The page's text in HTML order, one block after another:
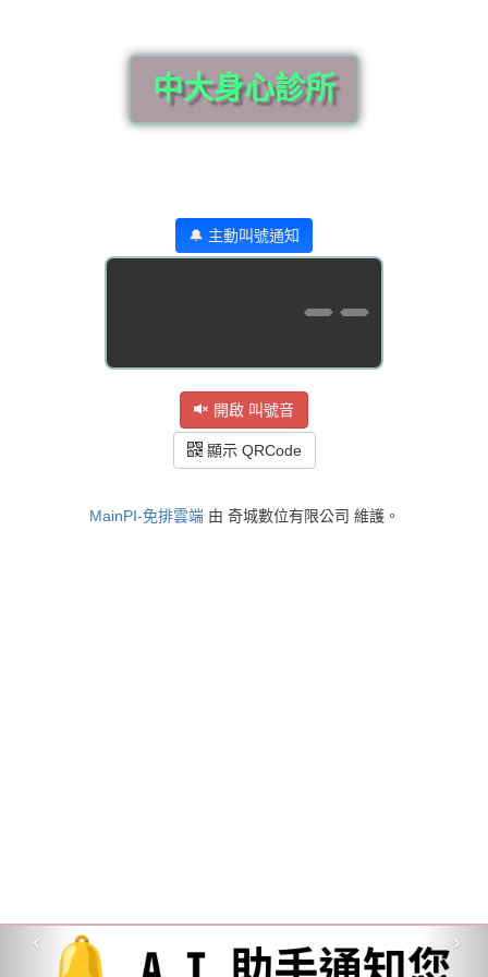
中大身心診所
🔔 主動叫號通知
--
開啟 叫號音
顯示 QRCode
‹ ›
MainPI-免排雲端由 奇城數位有限公司 維護。